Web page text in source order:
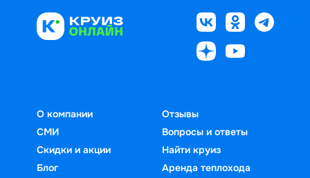
О компании
СМИ
Скидки и акции
Блог
Отзывы
Вопросы и ответы
Найти круиз
Аренда теплохода